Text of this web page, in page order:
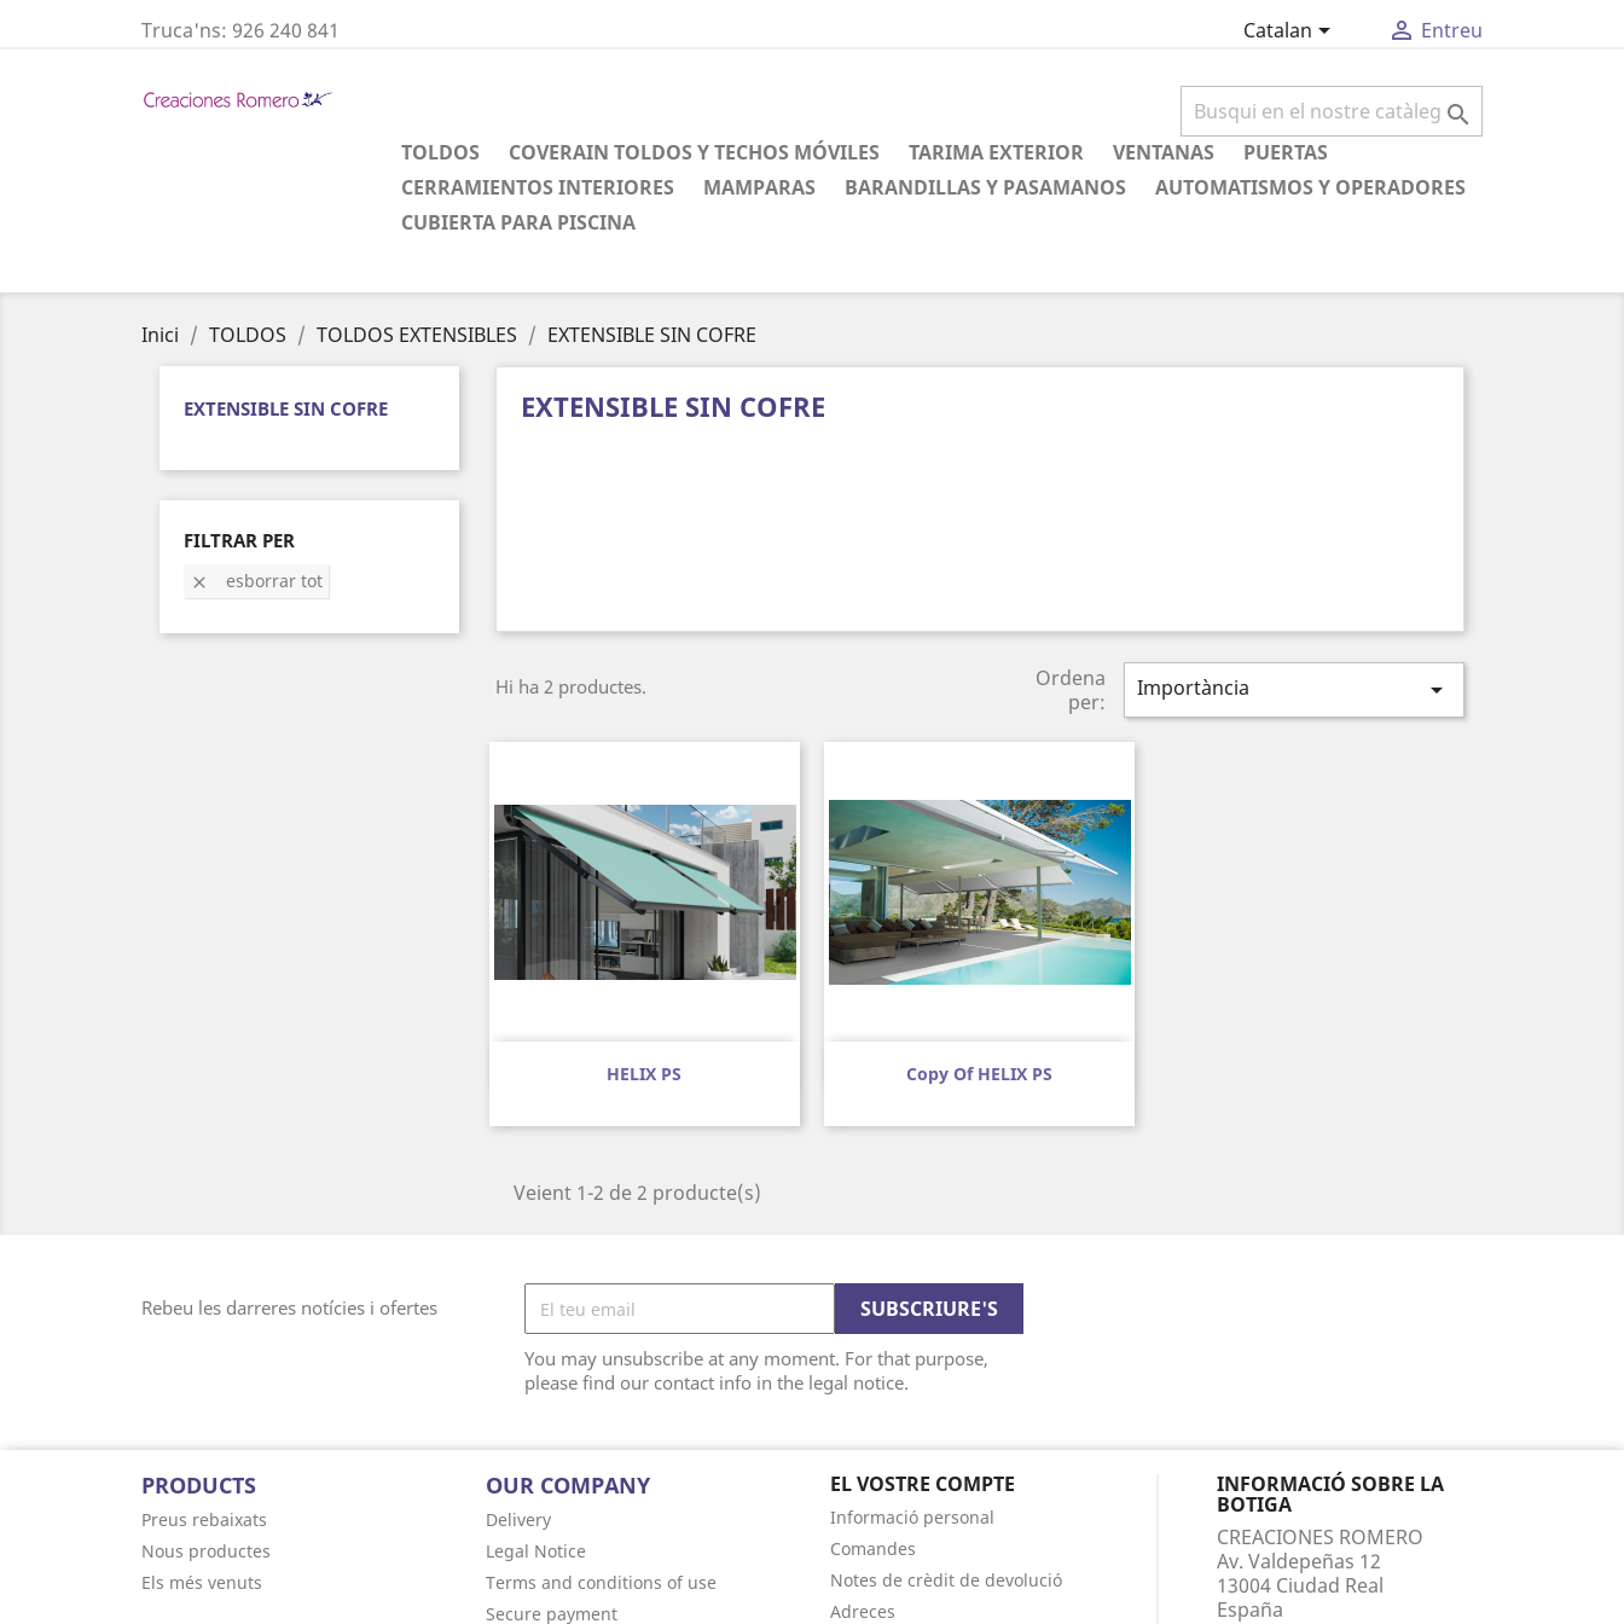
Truca'ns: 926 240 841 Catalan  Entreu

TOLDOS COVERAIN TOLDOS Y TECHOS MÓVILES TARIMA EXTERIOR VENTANAS
PUERTAS
CERRAMIENTOS INTERIORES
MAMPARAS BARANDILLAS Y PASAMANOS
AUTOMATISMOS Y OPERADORES
CUBIERTA PARA PISCINA
Inici TOLDOS TOLDOS EXTENSIBLES EXTENSIBLE SIN COFRE
EXTENSIBLE SIN COFRE
FILTRAR PER
 esborrar tot
EXTENSIBLE SIN COFRE
Hi ha 2 productes.
Ordena
per:
Importància 
HELIX PS
Vista ràpida Copy Of HELIX PS
Vista ràpida
Veient 1-2 de 2 producte(s)
Rebeu les darreres notícies i ofertes
You may unsubscribe at any moment. For that purpose,
please find our contact info in the legal notice.
PRODUCTS
Preus rebaixats
Nous productes
Els més venuts
OUR COMPANY
Delivery
Legal Notice
Terms and conditions of use
Secure payment
EL VOSTRE COMPTE
Informació personal
Comandes
Notes de crèdit de devolució
Adreces
INFORMACIÓ SOBRE LA
BOTIGA
CREACIONES ROMERO
Av. Valdepeñas 12
13004 Ciudad Real
España